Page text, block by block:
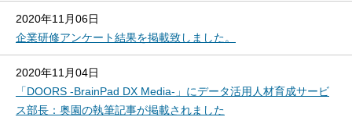
2020年11月06日
企業研修アンケート結果を掲載致しました。
2020年11月04日
「DOORS -BrainPad DX Media-」にデータ活用人材育成サービ
ス部長：奥園の執筆記事が掲載されました